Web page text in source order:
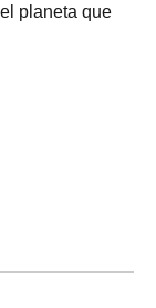
planeta que
PREMIO NACIONAL